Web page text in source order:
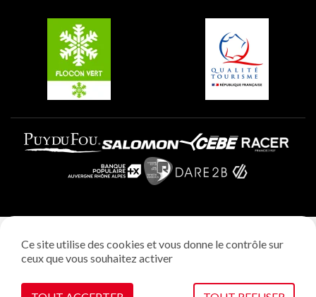
Plagne Villages
Plagne Aime 2000
Gestion des cookies
Ce site utilise des cookies et vous donne le contrôle sur
ceux que vous souhaitez activer